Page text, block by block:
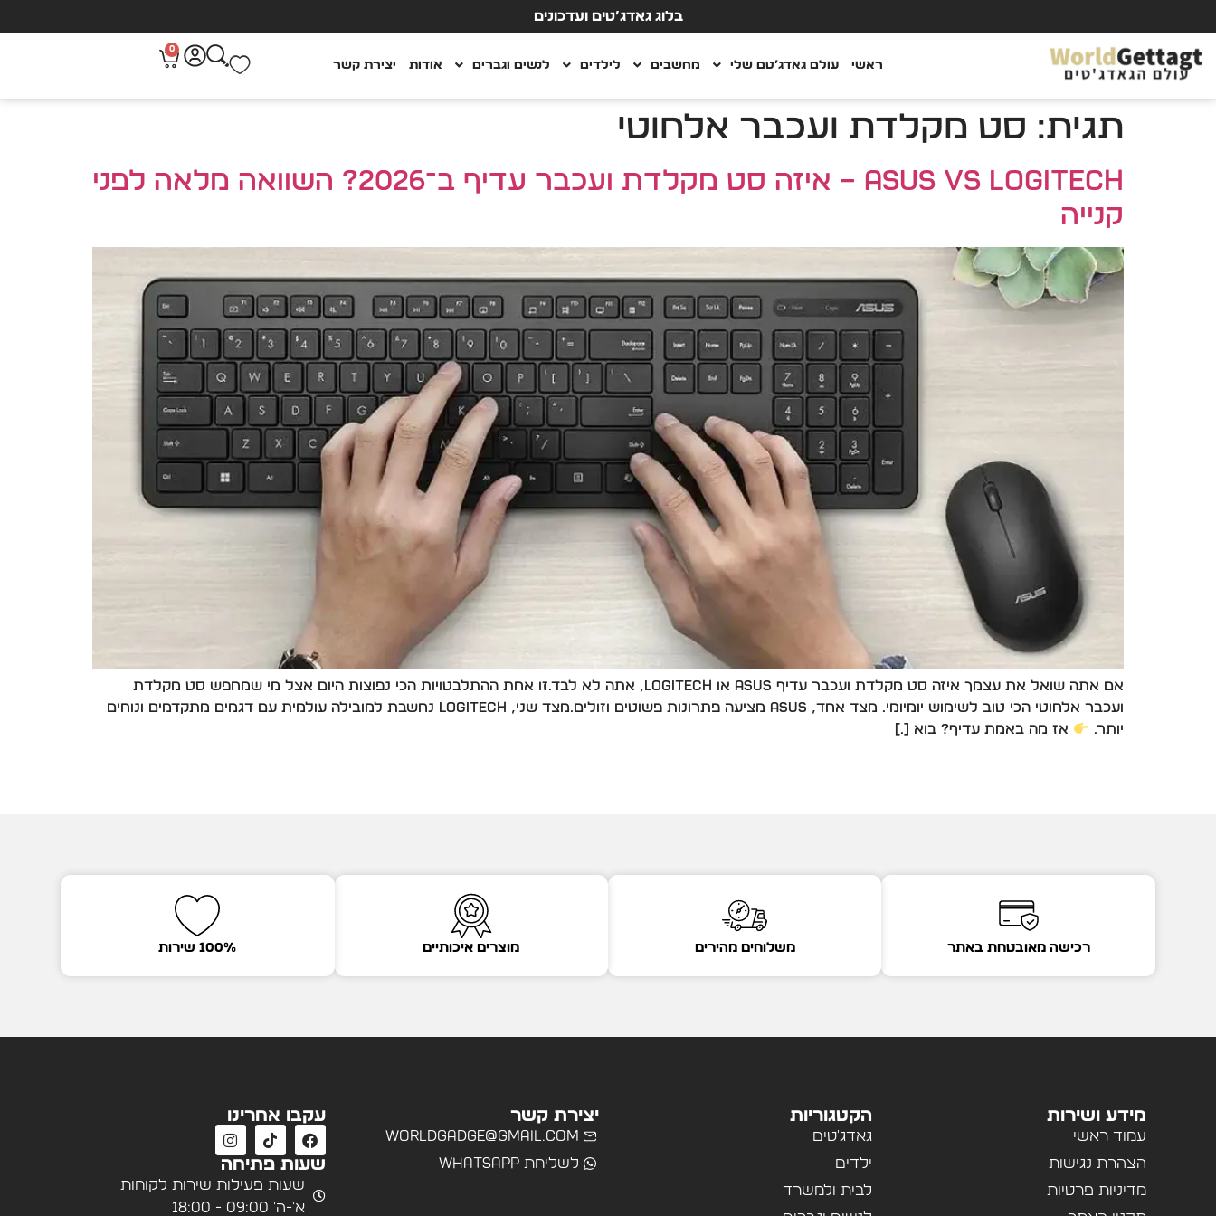
בלוג גאדג’טים ועדכונים
ראשי עולם גאדג’טם שלי מחשבים לילדים לנשים וגברים אודות יצירת קשר
0
תגית: סט מקלדת ועכבר אלחוטי
ASUS vs Logitech – איזה סט מקלדת ועכבר עדיף ב־2026? השוואה מלאה לפני
קנייה
אם אתה שואל את עצמך איזה סט מקלדת ועכבר עדיף ASUS או Logitech, אתה לא לבד.זו אחת ההתלבטויות הכי נפוצות היום אצל מי שמחפש סט מקלדת
ועכבר אלחוטי הכי טוב לשימוש יומיומי. מצד אחד, ASUS מציעה פתרונות פשוטים וזולים.מצד שני, Logitech נחשבת למובילה עולמית עם דגמים מתקדמים ונוחים
יותר.
אז מה באמת עדיף? בוא […]
רכישה מאובטחת באתר משלוחים מהירים מוצרים איכותיים 100% שירות
מידע ושירות
עמוד ראשי
הצהרת נגישות
מדיניות פרטיות
הקטגוריות
גאדג'טים
ילדים
לבית ולמשרד
יצירת קשר
worldgadge@gmail.com
לשליחת WhatsApp
עקבו אחרינו
שעות פתיחה
שעות פעילות שירות לקוחות
א'-ה' 09:00 - 18:00